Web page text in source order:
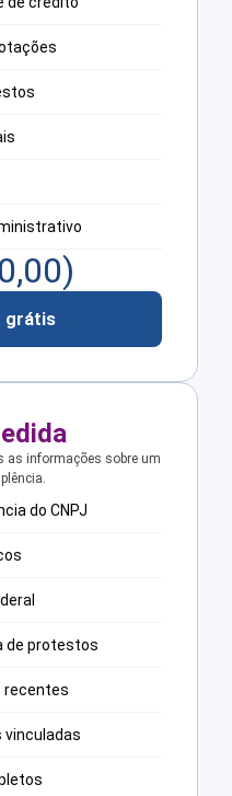
0,00)
grátis
as informações sobre um
do CNPJ
de protestos
recentes
vinculadas